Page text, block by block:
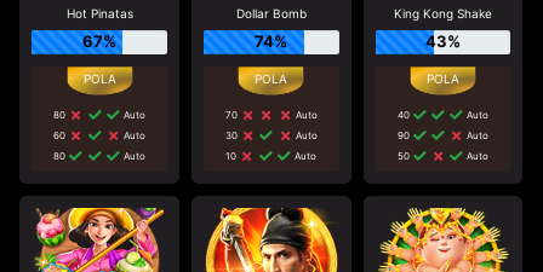
Hot Pinatas
67%
80
Auto
60
Auto
80
Auto
Dollar Bomb
74%
70
Auto
30
Auto
10
Auto
King Kong Shake
43%
40
Auto
90
Auto
50
Auto